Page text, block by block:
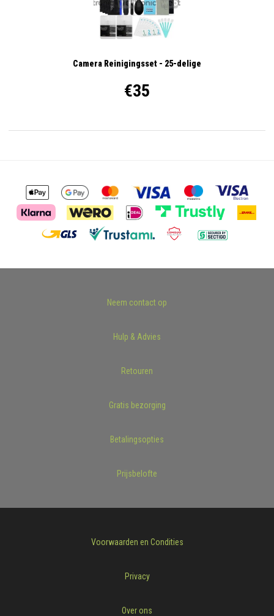
Camera Reinigingsset - 25-delige
€35
Neem contact op
Hulp & Advies
Retouren
Gratis bezorging
Betalingsopties
Prijsbelofte
Voorwaarden en Condities
Privacy
Over ons